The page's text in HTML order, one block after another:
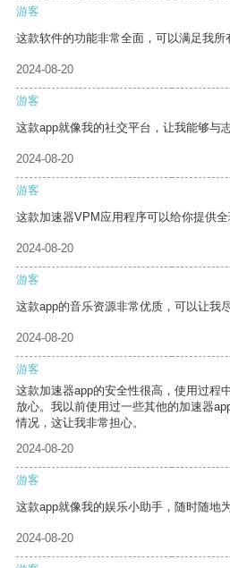
游客
这款软件的功能非常全面，可以满足我所
2024-08-20
游客
这款app就像我的社交平台，让我能够与
2024-08-20
游客
这款加速器VPM应用程序可以给你提供全
2024-08-20
游客
这款app的音乐资源非常优质，可以让我
2024-08-20
游客
这款加速器app的安全性很高，使用过程
放心。我以前使用过一些其他的加速器
情况，这让我非常担心。
2024-08-20
游客
这款app就像我的娱乐小助手，随时随地
2024-08-20